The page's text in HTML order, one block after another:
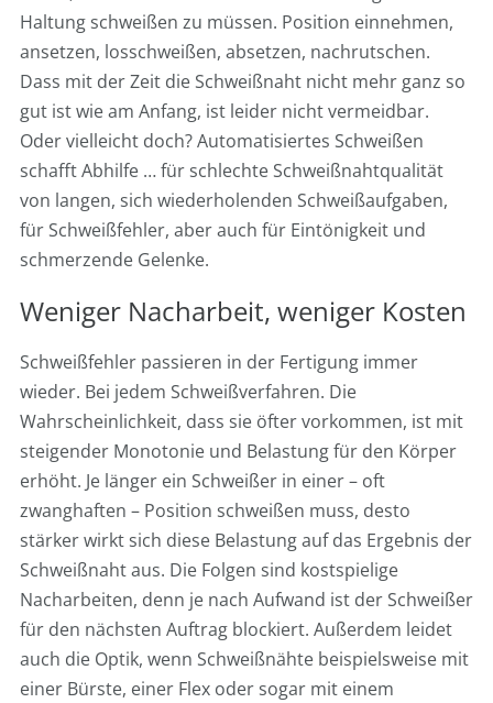
Haltung schweißen zu müssen. Position einnehmen,
ansetzen, losschweißen, absetzen, nachrutschen.
Dass mit der Zeit die Schweißnaht nicht mehr ganz so
gut ist wie am Anfang, ist leider nicht vermeidbar.
Oder vielleicht doch? Automatisiertes Schweißen
schafft Abhilfe … für schlechte Schweißnahtqualität
von langen, sich wiederholenden Schweißaufgaben,
für Schweißfehler, aber auch für Eintönigkeit und
schmerzende Gelenke.
Weniger Nacharbeit, weniger Kosten
Schweißfehler passieren in der Fertigung immer
wieder. Bei jedem Schweißverfahren. Die
Wahrscheinlichkeit, dass sie öfter vorkommen, ist mit
steigender Monotonie und Belastung für den Körper
erhöht. Je länger ein Schweißer in einer – oft
zwanghaften – Position schweißen muss, desto
stärker wirkt sich diese Belastung auf das Ergebnis der
Schweißnaht aus. Die Folgen sind kostspielige
Nacharbeiten, denn je nach Aufwand ist der Schweißer
für den nächsten Auftrag blockiert. Außerdem leidet
auch die Optik, wenn Schweißnähte beispielsweise mit
einer Bürste, einer Flex oder sogar mit einem